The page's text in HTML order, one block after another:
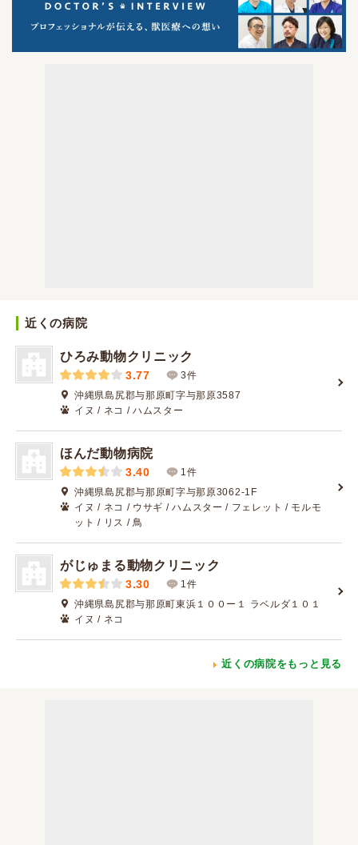
近くの病院
ひろみ動物クリニック
3.77
3件
沖縄県島尻郡与那原町字与那原3587
イヌ / ネコ / ハムスター
ほんだ動物病院
3.40
1件
沖縄県島尻郡与那原町字与那原3062-1F
イヌ / ネコ / ウサギ / ハムスター / フェレット / モルモ
ット / リス / 鳥
がじゅまる動物クリニック
3.30
1件
沖縄県島尻郡与那原町東浜１００ー１ ラベルダ１０１
イヌ / ネコ
近くの病院をもっと見る